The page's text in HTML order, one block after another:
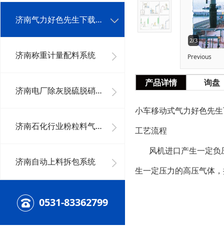
济南气力好色先生下载安装系统工程
济南称重计量配料系统
济南电厂除灰脱硫脱硝系统及其它好色先生下载安装系统
济南石化行业粉粒料气力好色先生下载安装系统
济南自动上料拆包系统
0531-83362799
2/3
Previous
产品详情 询盘
小车移动式气力好色先
工艺流程
风机进口产生一定负
生一定压力的高压气体